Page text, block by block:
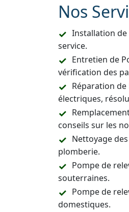
Nos
Installation de
service.
Entretien de
vérification des
Réparation
électriques,
conseils sur les
Nettoyage
plomberie.
Pompe de
souterraines.
Pompe de
domestiques.